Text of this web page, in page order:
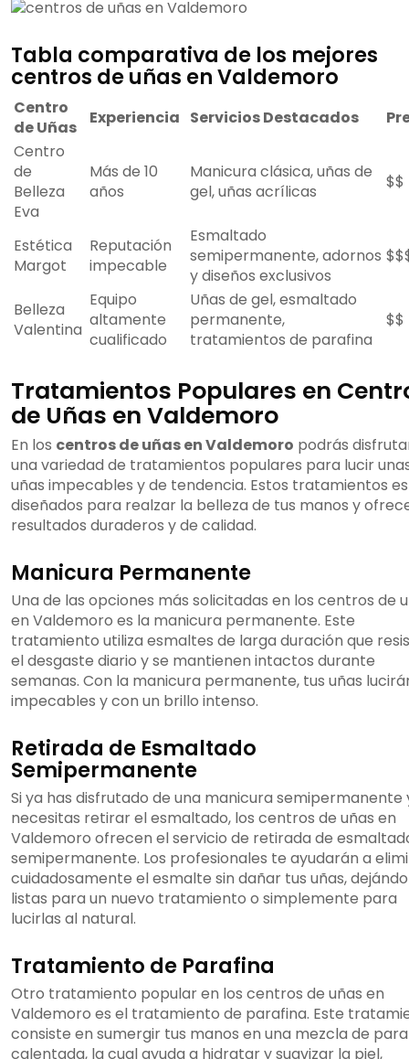
Tabla comparativa de los mejores
centros de uñas en Valdemoro
Centro
de Uñas
Experiencia Servicios Destacados
Centro
de
Belleza
Eva
Más de 10
años
Manicura clásica, uñas de
gel, uñas acrílicas
$$
Estética
Margot
Reputación
impecable
Esmaltado
semipermanente, adornos
y diseños exclusivos
Belleza
Valentina
Equipo
altamente
cualificado
Uñas de gel, esmaltado
permanente,
tratamientos de parafina
$$
Tratamientos Populares en
de Uñas en Valdemoro
En los centros de uñas en Valdemoro podrás
una variedad de tratamientos populares para lucir
uñas impecables y de tendencia. Estos tratamientos
diseñados para realzar la belleza de tus manos y
resultados duraderos y de calidad.
Manicura Permanente
Una de las opciones más solicitadas en los centros de
en Valdemoro es la manicura permanente. Este
tratamiento utiliza esmaltes de larga duración que
el desgaste diario y se mantienen intactos durante
semanas. Con la manicura permanente, tus uñas
impecables y con un brillo intenso.
Retirada de Esmaltado
Semipermanente
Si ya has disfrutado de una manicura semipermanente
necesitas retirar el esmaltado, los centros de uñas en
Valdemoro ofrecen el servicio de retirada de
semipermanente. Los profesionales te ayudarán a
cuidadosamente el esmalte sin dañar tus uñas,
listas para un nuevo tratamiento o simplemente para
lucirlas al natural.
Tratamiento de Parafina
Otro tratamiento popular en los centros de uñas en
Valdemoro es el tratamiento de parafina. Este
consiste en sumergir tus manos en una mezcla de
calentada, la cual ayuda a hidratar y suavizar la piel,